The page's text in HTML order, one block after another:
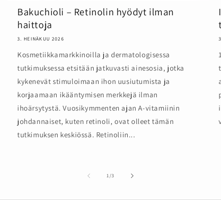
Bakuchioli – Retinolin hyödyt ilman
haittoja
3. HEINÄKUU 2026
Kosmetiikkamarkkinoilla ja dermatologisessa
tutkimuksessa etsitään jatkuvasti ainesosia, jotka
kykenevät stimuloimaan ihon uusiutumista ja
korjaamaan ikääntymisen merkkejä ilman
ihoärsytystä. Vuosikymmenten ajan A-vitamiinin
johdannaiset, kuten retinoli, ovat olleet tämän
tutkimuksen keskiössä. Retinoliin...
1//3